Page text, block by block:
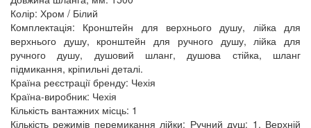
Колір: Хром / Білий
Комплектація: Кронштейн для верхнього душу, лійка для
верхнього душу, кронштейн для ручного душу, лійка для
ручного душу, душовий шланг, душова стійка, шланг
підмикання, кріпильні деталі.
Країна реєстрації бренду: Чехія
Країна-виробник: Чехія
Кількість вантажних місць: 1
Кількість режимів перемикання лійки: Ручний душ: 1. Верхній